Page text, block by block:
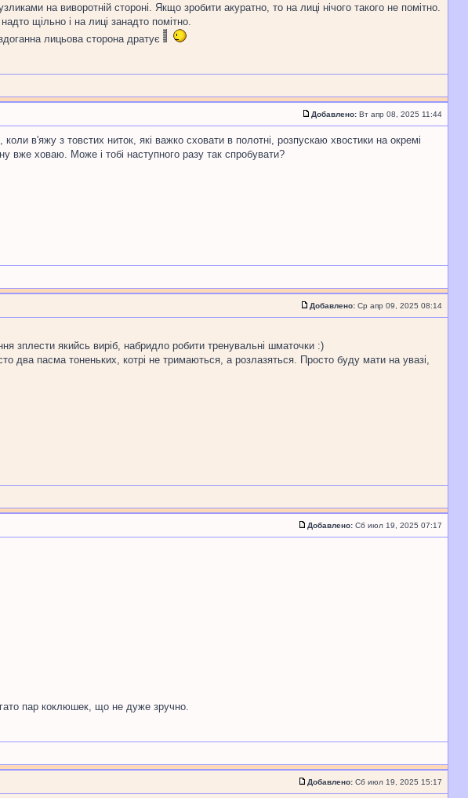
на виворотній стороні. Якщо зробити акуратно, то на лиці нічого такого не помітно.
щільно і на лиці занадто помітно.
лицьова сторона дратує
Добавлено: Вт апр 08, 2025 11:44
в'яжу з товстих ниток, які важко сховати в полотні, розпускаю хвостики на окремі
вже ховаю. Може і тобі наступного разу так спробувати?
Добавлено: Ср апр 09, 2025 08:14
якийсь виріб, набридло робити тренувальні шматочки :)
два пасма тоненьких, котрі не тримаються, а розлазяться. Просто буду мати на увазі,
Добавлено: Сб июл 19, 2025 07:17
пар коклюшек, що не дуже зручно.
Добавлено: Сб июл 19, 2025 15:17